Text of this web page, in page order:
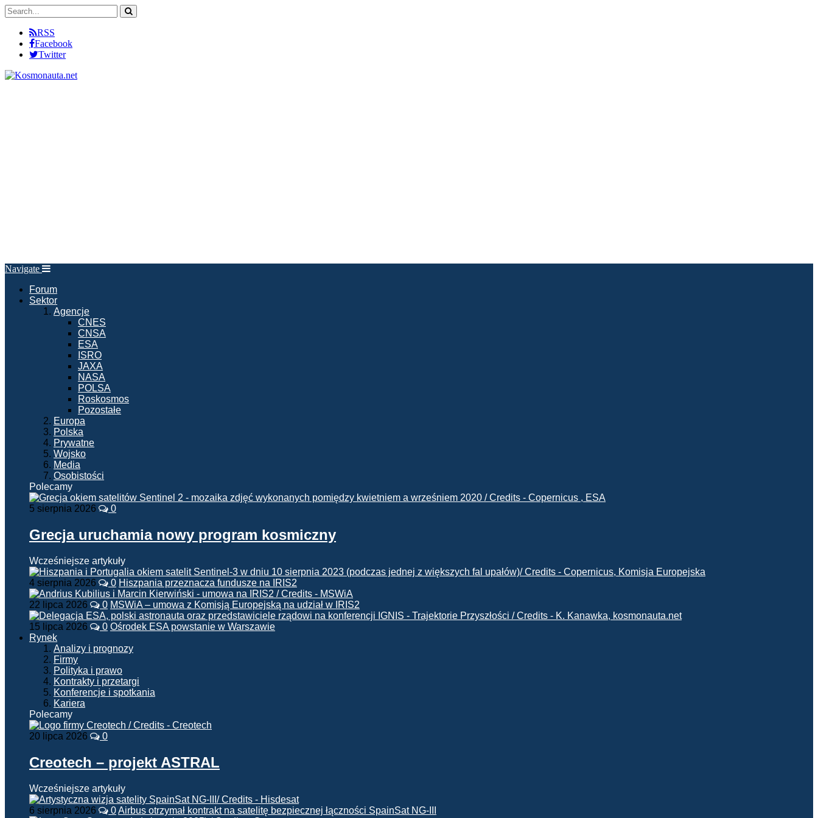
RSS
Facebook
Twitter
Navigate
Forum
Sektor
Agencje
CNES
CNSA
ESA
ISRO
JAXA
NASA
POLSA
Roskosmos
Pozostałe
Europa
Polska
Prywatne
Wojsko
Media
Osobistości
Polecamy
5 sierpnia 2026 0
Grecja uruchamia nowy program kosmiczny
Wcześniejsze artykuły
4 sierpnia 2026 0 Hiszpania przeznacza fundusze na IRIS2
22 lipca 2026 0 MSWiA – umowa z Komisją Europejską na udział w IRIS2
15 lipca 2026 0 Ośrodek ESA powstanie w Warszawie
Rynek
Analizy i prognozy
Firmy
Polityka i prawo
Kontrakty i przetargi
Konferencje i spotkania
Kariera
Polecamy
20 lipca 2026 0
Creotech – projekt ASTRAL
Wcześniejsze artykuły
6 sierpnia 2026 0Airbus otrzymał kontrakt na satelitę bezpiecznej łączności SpainSat NG-III